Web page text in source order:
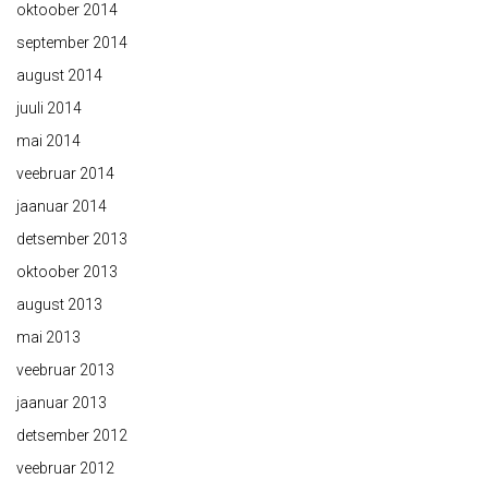
oktoober 2014
september 2014
august 2014
juuli 2014
mai 2014
veebruar 2014
jaanuar 2014
detsember 2013
oktoober 2013
august 2013
mai 2013
veebruar 2013
jaanuar 2013
detsember 2012
veebruar 2012